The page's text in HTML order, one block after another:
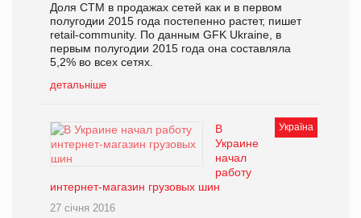
Доля СТМ в продажах сетей как и в первом
полугодии 2015 года постепенно растет, пишет
retail-community. По данным GFK Ukraine, в
первым полугодии 2015 года она составляла
5,2% во всех сетях.
детальніше
Україна
В
Украине
начал
работу
интернет-магазин грузовых шин
27 січня 2016